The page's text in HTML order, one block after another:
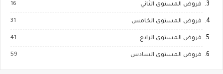
فروض المستوى الثاني 16
فروض المستوى الخامس 31
فروض المستوى الرابع 41
فروض المستوى السادس 59